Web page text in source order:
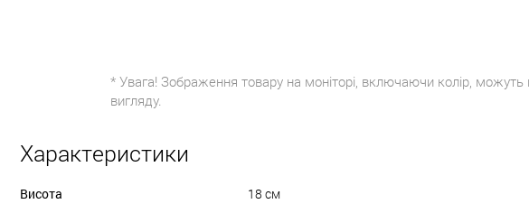
* Увага! Зображення товару на моніторі, включаючи колір, можуть
вигляду.
Характеристики
Висота
18 см